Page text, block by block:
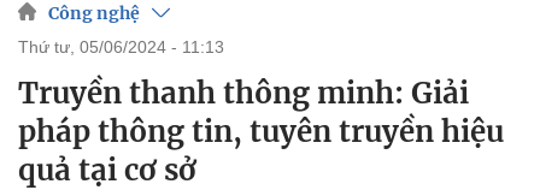
Công nghệ
thứ tư, 05/06/2024 - 11:13
Truyền thanh thông minh: Giải
pháp thông tin, tuyên truyền hiệu
quả tại cơ sở